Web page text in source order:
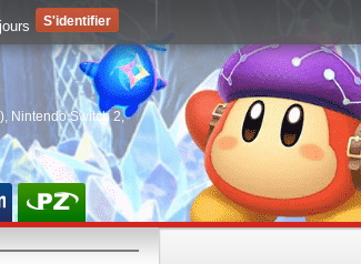
Nintendo Switch 2,